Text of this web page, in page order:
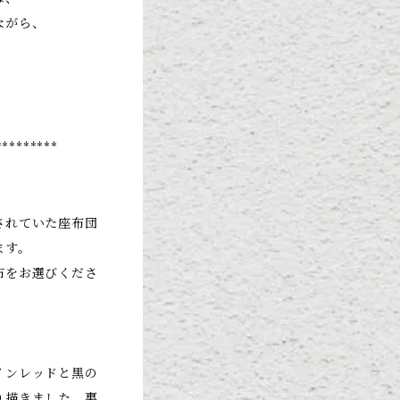
ら、
ていた座布団
。
お選びくださ
レッドと黒の